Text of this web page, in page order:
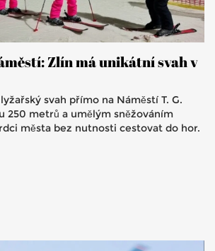
Zlín má unikátní svah v
svah přímo na Náměstí T. G.
250 metrů a umělým sněžováním
města bez nutnosti cestovat do hor.